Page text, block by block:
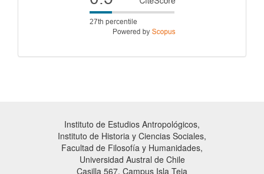
Instituto de Estudios Antropológicos,
Instituto de Historia y Ciencias Sociales,
Facultad de Filosofía y Humanidades,
Universidad Austral de Chile
Casilla 567, Campus Isla Teja